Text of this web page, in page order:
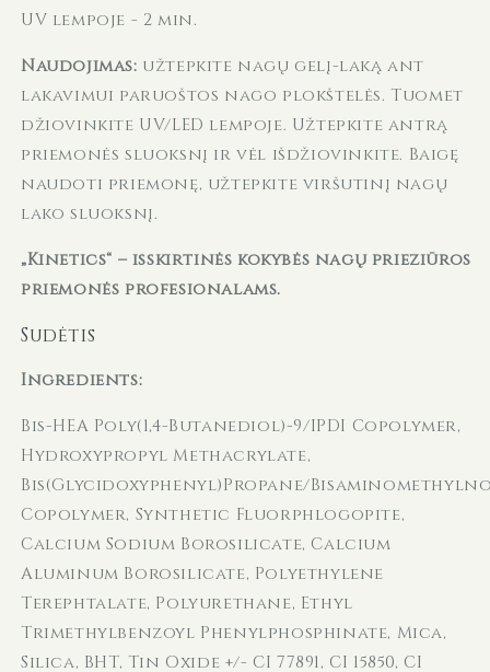
UV lempoje - 2 min.
Naudojimas: užtepkite nagų gelį-laką ant
lakavimui paruoštos nago plokštelės. Tuomet
džiovinkite UV/LED lempoje. Užtepkite antrą
priemonės sluoksnį ir vėl išdžiovinkite. Baigę
naudoti priemonę, užtepkite viršutinį nagų
lako sluoksnį.
„Kinetics“ – išskirtinės kokybės nagų priežiūros
priemonės profesionalams.
Sudėtis
Ingredients:
Bis-HEA Poly(1,4-Butanediol)-9/IPDI Copolymer,
Hydroxypropyl Methacrylate,
Bis(Glycidoxyphenyl)Propane/
Copolymer, Synthetic Fluorphlogopite,
Calcium Sodium Borosilicate, Calcium
Aluminum Borosilicate, Polyethylene
Terephtalate, Polyurethane, Ethyl
Trimethylbenzoyl Phenylphosphinate, Mica,
Silica, BHT, Tin Oxide +/- CI 77891, CI 15850, CI